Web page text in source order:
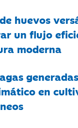
huevos
un flujo
moderna
en